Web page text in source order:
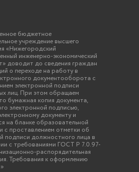
бюджетное
учреждение высшего
«Нижегородский
инженерно-экономический
доводит до сведения граждан
о переходе на работу в
документооборота с
электронной подписи
лиц. При этом обращаем
бумажная копия документа,
электронной подписью,
документу и
на бланке образовательной
с проставлением отметки об
подписи должностного лица в
с требованиями ГОСТ Р 7.0.97-
распорядительная
Требования к оформлению